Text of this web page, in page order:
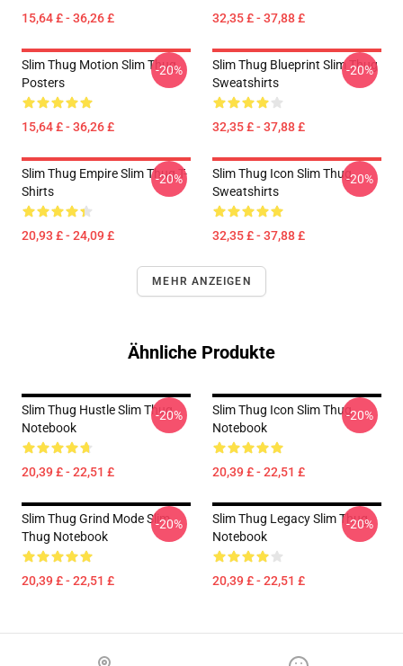
15,64 £ - 36,26 £ 32,35 £ - 37,88 £
Slim Thug Motion Slim Thug
Posters
15,64 £ - 36,26 £
-20%
Slim Thug Blueprint Slim Thug
Sweatshirts
32,35 £ - 37,88 £
-20%
Slim Thug Empire Slim Thug T-
Shirts
20,93 £ - 24,09 £
-20%
Slim Thug Icon Slim Thug
Sweatshirts
32,35 £ - 37,88 £
-20%
MEHR ANZEIGEN
Ähnliche Produkte
Slim Thug Hustle Slim Thug
Notebook
20,39 £ - 22,51 £
-20%
Slim Thug Icon Slim Thug
Notebook
20,39 £ - 22,51 £
-20%
Slim Thug Grind Mode Slim
Thug Notebook
20,39 £ - 22,51 £
-20%
Slim Thug Legacy Slim Thug
Notebook
20,39 £ - 22,51 £
-20%